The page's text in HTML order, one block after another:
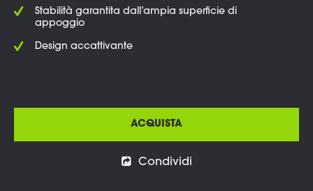
Stabilità garantita dall’ampia superficie di
appoggio
Design accattivante
ACQUISTA
Condividi